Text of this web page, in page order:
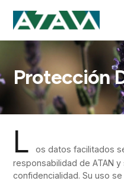
Protección
L
os datos facilitados
responsabilidad de ATAN
confidencialidad. Su uso